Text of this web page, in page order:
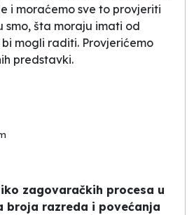
i moraćemo sve to provjeriti
smo, šta moraju imati od
mogli raditi. Provjerićemo
predstavki.
zagovaračkih procesa u
broja razreda i povećanja